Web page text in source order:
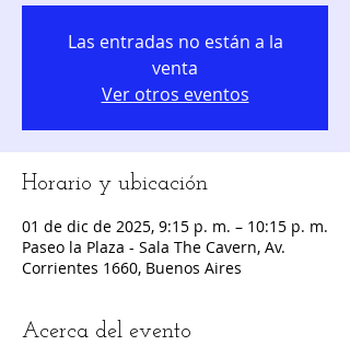
Las entradas no están a la
venta
Ver otros eventos
Horario y ubicación
01 de dic de 2025, 9:15 p. m. – 10:15 p. m.
Paseo la Plaza - Sala The Cavern, Av.
Corrientes 1660, Buenos Aires
Acerca del evento